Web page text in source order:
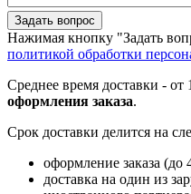
Задать вопрос
Нажимая кнопку "Задать
политикой обработки
Среднее время доставки - от
оформления заказа.
Срок доставки делится на
оформление заказа (до
доставка на один из